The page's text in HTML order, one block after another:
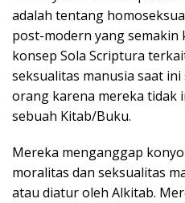
adalah tentang
post-modern yang semakin
konsep Sola Scriptura
seksualitas manusia saat
orang karena mereka
sebuah Kitab/Buku.
Mereka menganggap
moralitas dan seksualitas
atau diatur oleh Alkitab.